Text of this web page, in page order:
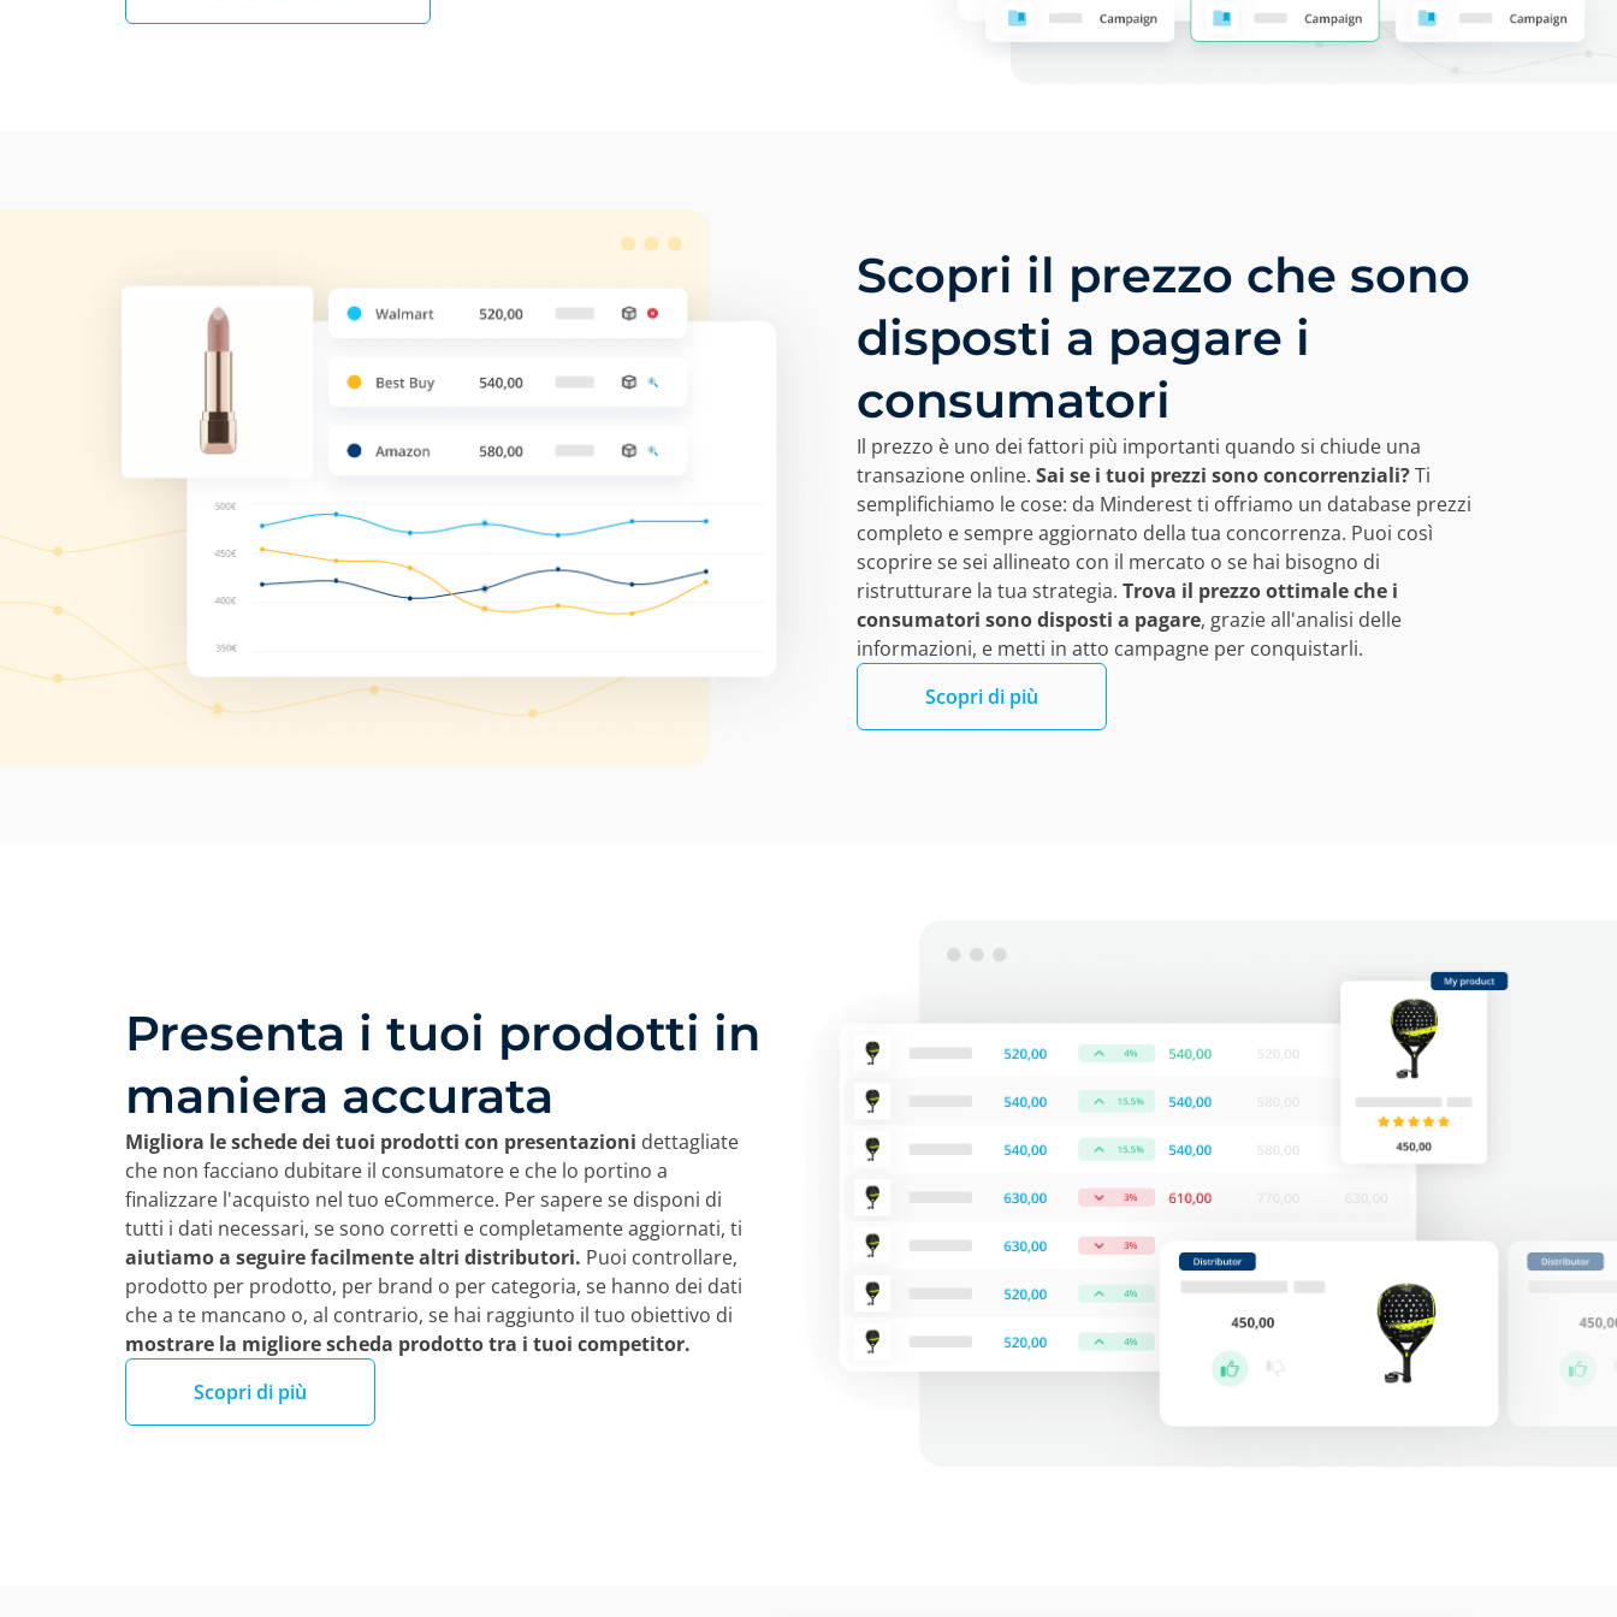
Scopri il prezzo che sono
disposti a pagare i
consumatori
Il prezzo è uno dei fattori più importanti quando si chiude una
transazione online. Sai se i tuoi prezzi sono concorrenziali?Ti
semplifichiamo le cose: da Minderest ti offriamo un database prezzi
completo e sempre aggiornato della tua concorrenza. Puoi così
scoprire se sei allineato con il mercato o se hai bisogno di
ristrutturare la tua strategia. Trova il prezzo ottimale che i
consumatori sono disposti a pagare, grazie all'analisi delle
informazioni, e metti in atto campagne per conquistarli.
Scopri di più
Presenta i tuoi prodotti in
maniera accurata
Migliora le schede dei tuoi prodotti con presentazioni dettagliate
che non facciano dubitare il consumatore e che lo portino a
finalizzare l'acquisto nel tuo eCommerce. Per sapere se disponi di
tutti i dati necessari, se sono corretti e completamente aggiornati, ti
aiutiamo a seguire facilmente altri distributori. Puoi controllare,
prodotto per prodotto, per brand o per categoria, se hanno dei dati
che a te mancano o, al contrario, se hai raggiunto il tuo obiettivo di
mostrare la migliore scheda prodotto tra i tuoi competitor.
Scopri di più